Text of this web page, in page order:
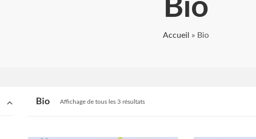
Bio
Accueil » Bio
Bio Affichage de tous les 3 résultats